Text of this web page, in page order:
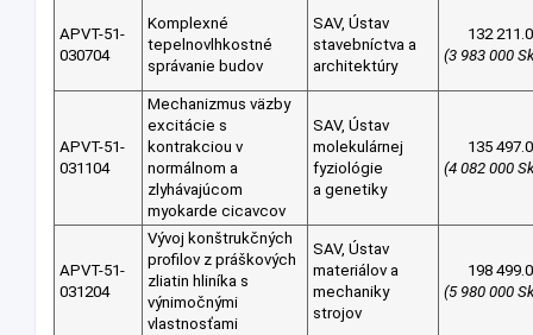
APVT-51-
030704
Komplexné
tepelnovlhkostné
správanie budov
SAV, Ústav
stavebníctva a
architektúry
132
(3 983 000
APVT-51-
031104
Mechanizmus väzby
excitácie s
kontrakciou v
normálnom a
zlyhávajúcom
myokarde cicavcov
SAV, Ústav
molekulárnej
fyziológie
a genetiky
135
(4 082 000
APVT-51-
031204
Vývoj konštrukčných
profilov z práškových
zliatin hliníka s
výnimočnými
vlastnosťami
SAV, Ústav
materiálov a
mechaniky
strojov
198
(5 980 000